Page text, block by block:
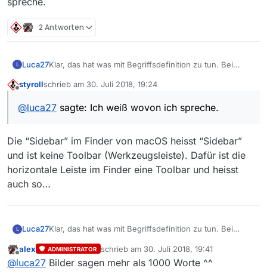
2 Antworten
L Luca27Klar, das hat was mit Begriffsdefinition zu tun. Bei
bei der Filmliste fehlte “Seitenleiste” (z.B. beim finder
dieses Element in MV nicht gefunden und in Analogie
das A und das O von guter Dokumentation. Ich weiß
wovon ich spreche.
styrollschrieb am 30. Juli 2018, 19:24
zuletzt editiert von
@luca27 sagte: Ich weiß wovon ich spreche.
Die “Sidebar” im Finder von macOS heisst “Sidebar”
und ist keine Toolbar (Werkzeugsleiste). Dafür ist die
horizontale Leiste im Finder eine Toolbar und heisst
auch so…
L Luca27Klar, das hat was mit Begriffsdefinition zu tun. Bei
bei der Filmliste fehlte “Seitenleiste” (z.B. beim finder
in macos). Leider hatte ich die Begriffsdefinition für
Offline
alex ADMINISTRATOR schrieb am 30. Juli 2018, 19:41
zuletzt editiert von
@luca27 Bilder sagen mehr als 1000 Worte ^^